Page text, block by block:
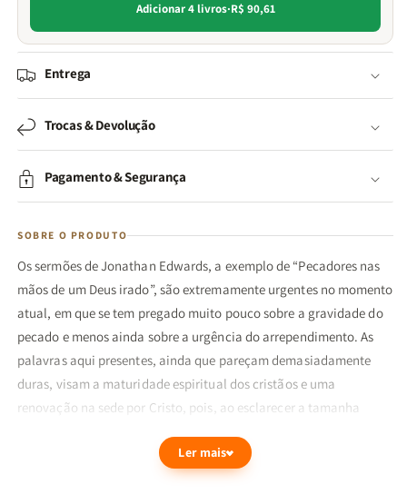
Adicionar 4 livros·R$ 90,61
Entrega
Trocas & Devolução
Pagamento & Segurança
SOBRE O PRODUTO
Os sermões de Jonathan Edwards, a exemplo de “Pecadores nas
mãos de um Deus irado”, são extremamente urgentes no momento
atual, em que se tem pregado muito pouco sobre a gravidade do
pecado e menos ainda sobre a urgência do arrependimento. As
palavras aqui presentes, ainda que pareçam demasiadamente
duras, visam a maturidade espiritual dos cristãos e uma
renovação na sede por Cristo, pois, ao esclarecer a tamanha
sobre a compreensão da maravilhosa graça de Deus
Ler mais